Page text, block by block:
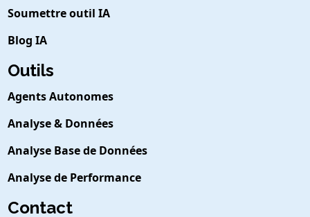
Soumettre outil IA
Blog IA
Outils
Agents Autonomes
Analyse & Données
Analyse Base de Données
Analyse de Performance
Contact